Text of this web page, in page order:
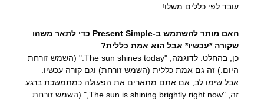
עובד לפי כללים משלו!
האם מותר להשתמש ב-Present Simple כדי לתאר משהו
שקורה *עכשיו* אבל הוא אמת כללית?
כן, בהחלט. לדוגמה, "The sun shines today." (השמש זורחת
היום.) זה גם אמת כללית (השמש זורחת) וגם קורה עכשיו.
אבל שימו לב, אם אתם מתארים את הפעולה כמתמשכת ברגע
זה, "The sun is shining brightly right now," (השמש זורחת